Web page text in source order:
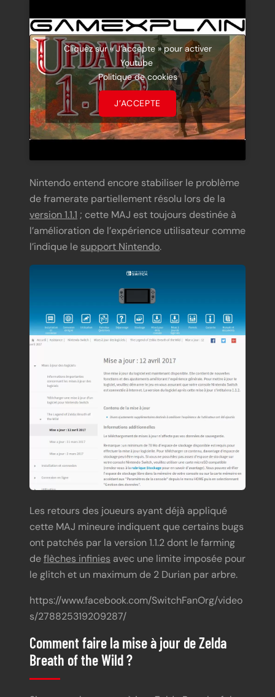
Cliquez sur « J’accepte » pour activer
Youtube
Politique de cookies
J’ACCEPTE
Nintendo entend encore stabiliser le problème
de framerate partiellement résolu lors de la
version 1.1.1 ; cette MAJ est toujours destinée à
l’amélioration de l’expérience utilisateur comme
l’indique le support Nintendo.
Les retours des joueurs ayant déjà appliqué
cette MAJ mineure indiquent que certains bugs
ont patchés par la version 1.1.2 dont le farming
deflèches infinies avec une limite imposée pour
le glitch et un maximum de 2 Durian par arbre.
https://www.facebook.com/SwitchFanOrg/video
s/278825319209287/
Comment faire la mise à jour de Zelda
Breath of the Wild ?